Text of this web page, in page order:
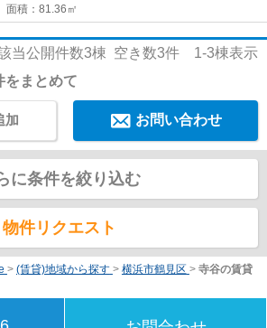
面積：81.36㎡
当公開件数3棟 空き数3件 1-3棟表示
をまとめて
お問い合わせ
加
に条件を絞り込む
物件リクエスト
> (賃貸)地域から探す > 横浜市鶴見区 > 寺谷の賃貸